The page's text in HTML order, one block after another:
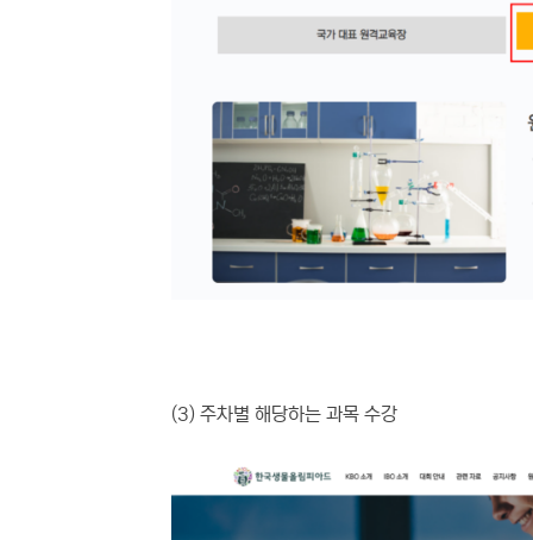
(3) 주차별 해당하는 과목 수강